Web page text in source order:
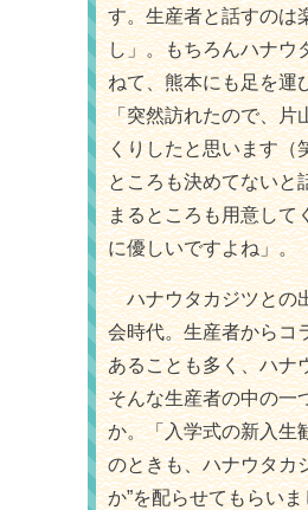
す。生産者と話すのは
し」。もちろんハナウ
ねて、熊本にも足を運
「突然訪れたので、片
くりしたと思います（
ところも決めてないと
まるところも用意して
に優しいですよね」。
ハナウタカジツとの
会時代。生産者からコ
あることも多く、ハナ
そんな生産者の中の一
か。「入学式の新入生
のときも、ハナウタカ
か”を配らせてもらい